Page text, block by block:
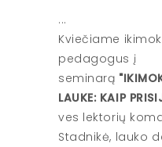
Kviečiame
pedagogus į
seminarą
LAUKE: KAIP
ves lektorių
Stadnikė, lauko